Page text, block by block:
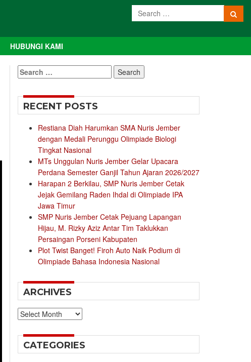
HUBUNGI KAMI
Search
for:
RECENT POSTS
Restiana Diah Harumkan SMA Nuris Jember
dengan Medali Perunggu Olimpiade Biologi
Tingkat Nasional
MTs Unggulan Nuris Jember Gelar Upacara
Perdana Semester Ganjil Tahun Ajaran 2026/2027
Harapan 2 Berkilau, SMP Nuris Jember Cetak
Jejak Gemilang Raden Ihdal di Olimpiade IPA
Jawa Timur
SMP Nuris Jember Cetak Pejuang Lapangan
Hijau, M. Rizky Aziz Antar Tim Taklukkan
Persaingan Porseni Kabupaten
Plot Twist Banget! Firoh Auto Naik Podium di
Olimpiade Bahasa Indonesia Nasional
ARCHIVES
Archives
CATEGORIES